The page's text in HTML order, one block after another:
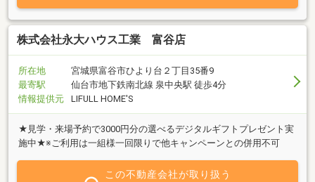
株式会社永大ハウス工業 富谷店
所在地
宮城県富谷市ひより台２丁目35番9
最寄駅
仙台市地下鉄南北線 泉中央駅 徒歩4分
情報提供元
LIFULL HOME'S
★見学・来場予約で3000円分の選べるデジタルギフトプレゼント実
施中★※ご利用は一組様一回限りで他キャンペーンとの併用不可
この不動産会社が取り扱う